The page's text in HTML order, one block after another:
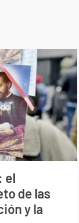
el
de las
y la